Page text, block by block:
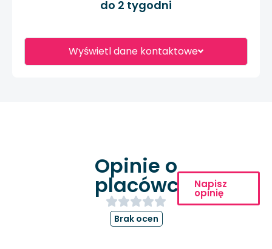
Wyświetl dane kontaktowe
do 2 tygodni
Opinie o
placówce
Brak ocen
Napisz
opinię